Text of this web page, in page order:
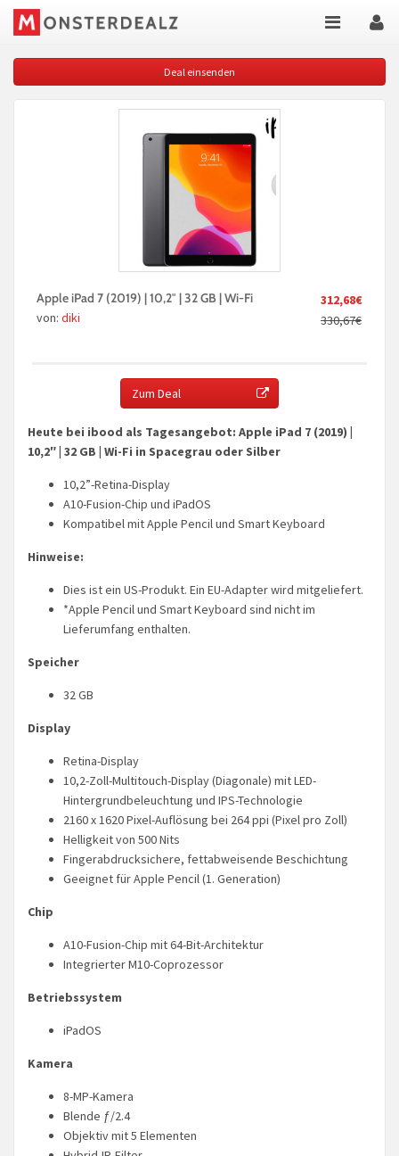
Deal einsenden
312,68€
330,67€
Apple iPad 7 (2019) | 10,2″ | 32 GB | Wi-Fi
von: diki
Zum Deal
Heute bei ibood als Tagesangebot: Apple iPad 7 (2019) |
10,2″ | 32 GB | Wi-Fi in Spacegrau oder Silber
10,2”-Retina-Display
A10-Fusion-Chip und iPadOS
Kompatibel mit Apple Pencil und Smart Keyboard
Hinweise:
Dies ist ein US-Produkt. Ein EU-Adapter wird mitgeliefert.
*Apple Pencil und Smart Keyboard sind nicht im
Lieferumfang enthalten.
Speicher
32 GB
Display
Retina-Display
10,2-Zoll-Multitouch-Display (Diagonale) mit LED-
Hintergrundbeleuchtung und IPS-Technologie
2160 x 1620 Pixel-Auflösung bei 264 ppi (Pixel pro Zoll)
Helligkeit von 500 Nits
Fingerabdrucksichere, fettabweisende Beschichtung
Geeignet für Apple Pencil (1. Generation)
Chip
A10-Fusion-Chip mit 64-Bit-Architektur
Integrierter M10-Coprozessor
Betriebssystem
iPadOS
Kamera
8-MP-Kamera
Blende ƒ/2.4
Objektiv mit 5 Elementen